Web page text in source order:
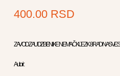
400.00 RSD
ZAVOD ZA UDZBENIKE NEMAČKI JEZIK 8 RADNA
Autori :